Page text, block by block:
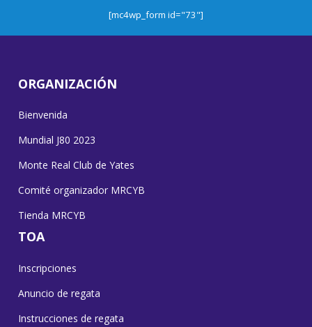
[mc4wp_form id="73"]
ORGANIZACIÓN
Bienvenida
Mundial J80 2023
Monte Real Club de Yates
Comité organizador MRCYB
Tienda MRCYB
TOA
Inscripciones
Anuncio de regata
Instrucciones de regata